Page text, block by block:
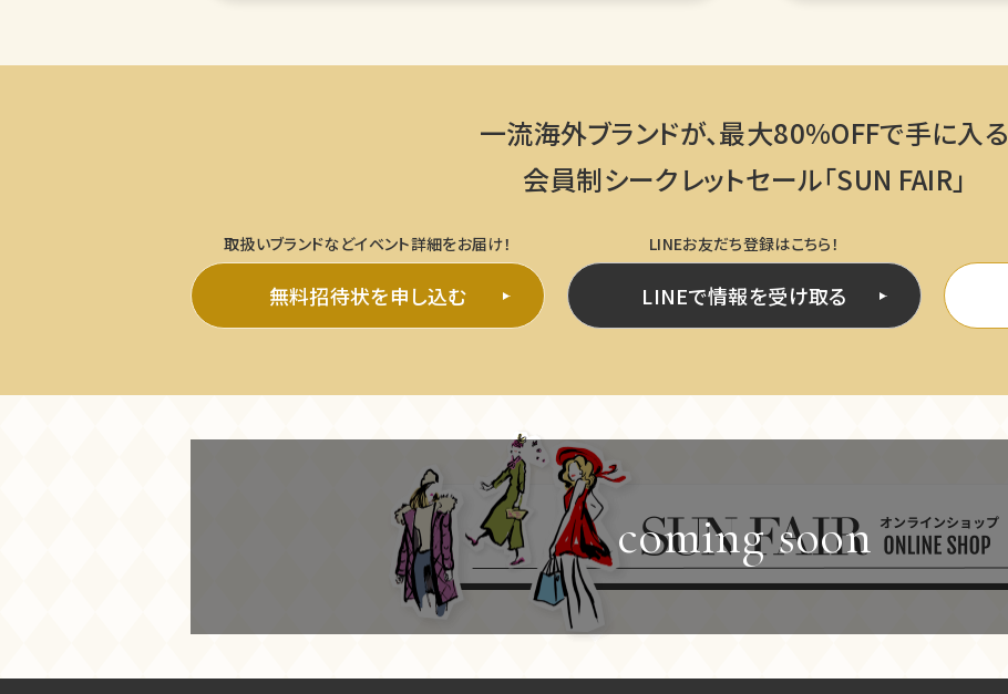
一流海外ブランドが、最大80%OFFで手に入る
会員制シークレットセール「SUN FAIR」
取扱いブランドなどイベント詳細をお届け！ LINEお友だち登録はこちら！
無料招待状を申し込む LINEで情報を受け取る